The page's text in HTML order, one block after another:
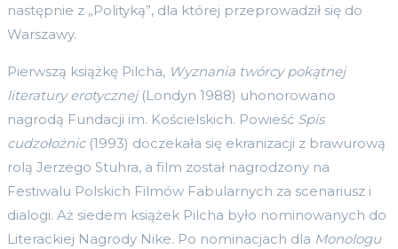
następnie z „Polityką”, dla której przeprowadził się do
Warszawy.
Pierwszą książkę Pilcha, Wyznania twórcy pokątnej
literatury erotycznej(Londyn 1988) uhonorowano
nagrodą Fundacji im. Kościelskich. Powieść Spis
cudzołożnic(1993) doczekała się ekranizacji z brawurową
rolą Jerzego Stuhra, a film został nagrodzony na
Festiwalu Polskich Filmów Fabularnych za scenariusz i
dialogi. Aż siedem książek Pilcha było nominowanych do
Literackiej Nagrody Nike. Po nominacjach dla Monologu